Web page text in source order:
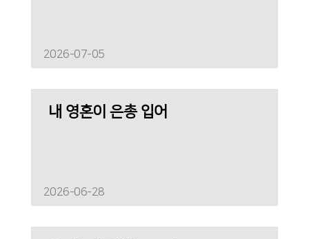
2026-07-05
내 영혼이 은총 입어
2026-06-28